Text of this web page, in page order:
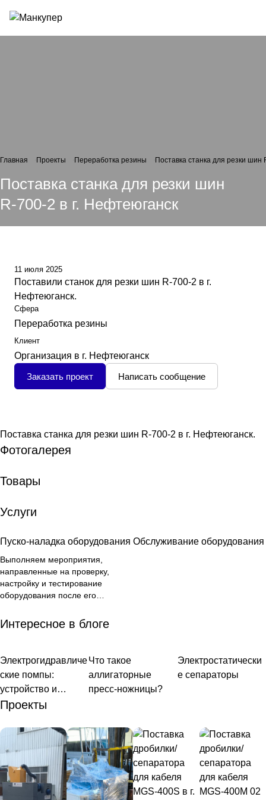
Главная Проекты Переработка резины Поставка станка для резки шин
Поставка станка для резки шин
R-700-2 в г. Нефтеюганск
11 июля 2025
Поставили станок для резки шин R-700-2 в г.
Нефтеюганск.
Сфера
Переработка резины
Клиент
Организация в г. Нефтеюганск
Заказать проект Написать сообщение
Поставка станка для резки шин R-700-2 в г. Нефтеюганск.
Фотогалерея
Товары
Услуги
Пуско-наладка оборудования
Выполняем мероприятия,
направленные на проверку,
настройку и тестирование
оборудования после его
работ — гарантировать
безопасную и стабильную
дальнейшем.
Обслуживание оборудования
Интересное в блоге
Гидравлическое
оборудование
Электрогидравличе
ские помпы:
устройство и
принцип работы
Аллигаторные
Что такое
аллигаторные
пресс-ножницы?
Дробилки/
сепараторы
Электростатически
е сепараторы
Проекты